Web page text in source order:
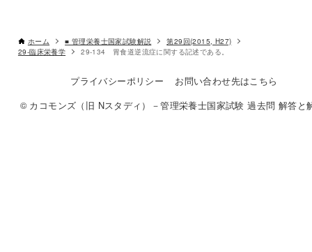
ホーム ■ 管理栄養士国家試験解説
第29回(2015, H27)
29-臨床栄養学
29-134 胃食道逆流症に関する記述である。
プライバシーポリシー
お問い合わせ先はこちら
© カコモンズ（旧 Nスタディ）－管理栄養士国家試験 過去問 解答と